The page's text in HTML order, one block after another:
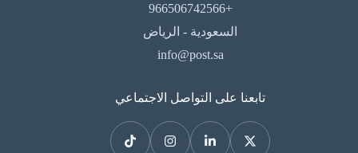
+966506742566
السعودية - الرياض
info@post.sa
تابعنا على التواصل الاجتماعي